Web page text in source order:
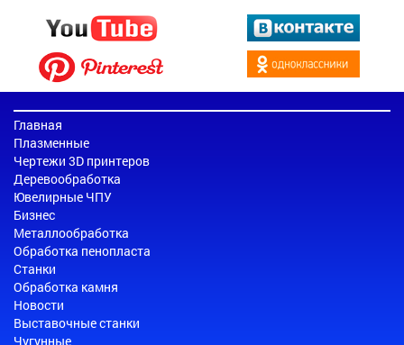
Главная
Плазменные
Чертежи 3D принтеров
Деревообработка
Ювелирные ЧПУ
Бизнес
Металлообработка
Обработка пенопласта
Станки
Обработка камня
Новости
Выставочные станки
Чугунные